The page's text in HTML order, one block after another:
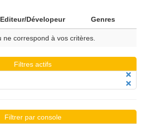
Editeur/Dévelopeur Genres
ne correspond à vos critères.
Filtres actifs
Filtrer par console